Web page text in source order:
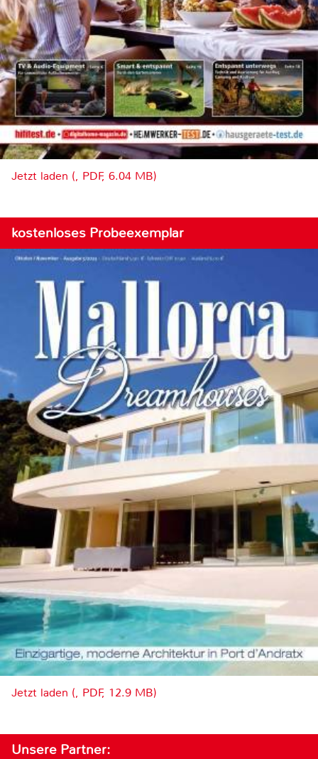
Jetzt laden (, PDF, 6.04 MB)
kostenloses Probeexemplar
Jetzt laden (, PDF, 12.9 MB)
Unsere Partner: